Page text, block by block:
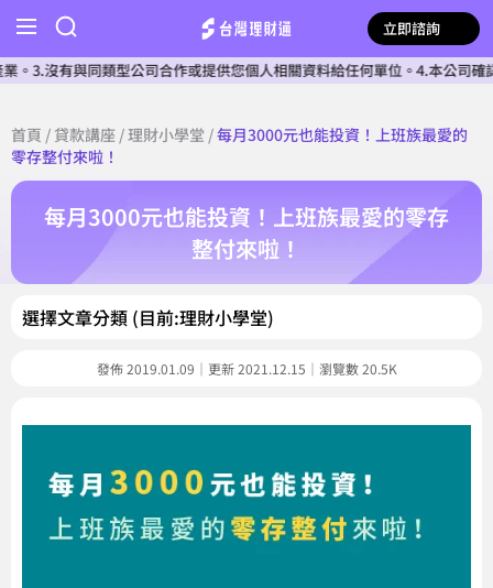
立即諮詢
類型公司合作或提供您個人相關資料給任何單位。4.本公司確認核貸前
首頁 / 貸款講座 /理財小學堂 /每月3000元也能投資！上班族最愛的
零存整付來啦！
每月3000元也能投資！上班族最愛的零存
整付來啦！
選擇文章分類 (目前:理財小學堂)
發佈 2019.01.09｜更新 2021.12.15｜瀏覽數 20.5K